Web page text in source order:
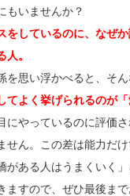
もいませんか？
をしているのに、なぜ
人。
を思い浮かべると、そ
てよく挙げられるのが「
にやっているのに評価
せん。この差は能力だ
がある人はうまくいく
ますので、ぜひ最後ま